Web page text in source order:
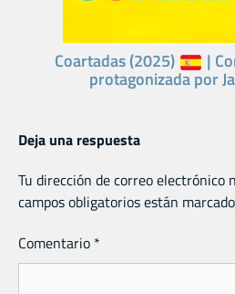
Coartadas (2025) |
protagonizada por
Deja una respuesta
Tu dirección de correo electrónico
campos obligatorios están
Comentario *